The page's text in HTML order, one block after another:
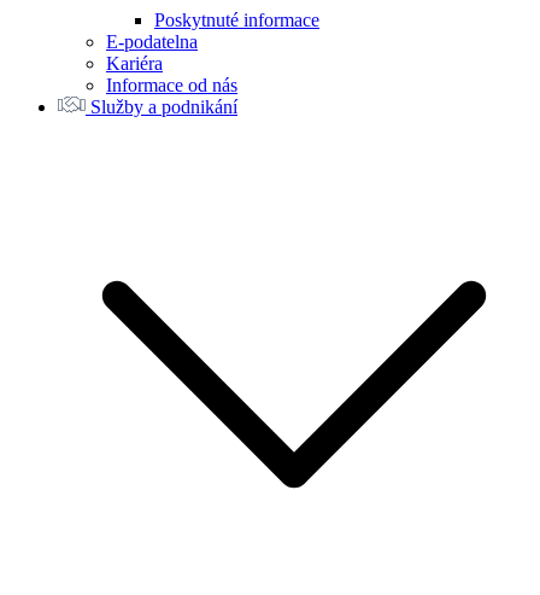
Poskytnuté informace
E-podatelna
Kariéra
Informace od nás
Služby a podnikání